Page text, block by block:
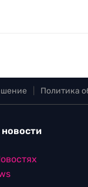
Политика